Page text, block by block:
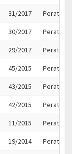
31/2017 Peraturan
30/2017 Peraturan
29/2017 Peraturan
45/2015 Peraturan
43/2015 Peraturan
42/2015 Peraturan
11/2015 Peraturan
19/2014 Peraturan